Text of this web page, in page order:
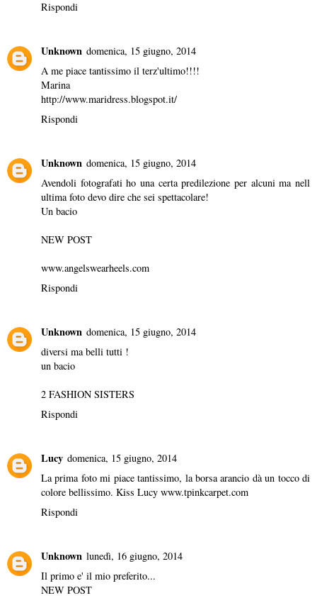
Rispondi
Unknown domenica, 15 giugno, 2014
A me piace tantissimo il terz'ultimo!!!!
Marina
http://www.maridress.blogspot.it/
Rispondi
Unknown domenica, 15 giugno, 2014
Avendoli fotografati ho una certa predilezione per alcuni ma nell
ultima foto devo dire che sei spettacolare!
Un bacio
NEW POST
www.angelswearheels.com
Rispondi
Unknown domenica, 15 giugno, 2014
diversi ma belli tutti !
un bacio
2 FASHION SISTERS
Rispondi
Lucy domenica, 15 giugno, 2014
La prima foto mi piace tantissimo, la borsa arancio dà un tocco di
colore bellissimo. Kiss Lucy www.tpinkcarpet.com
Rispondi
Unknown lunedì, 16 giugno, 2014
Il primo e' il mio preferito...
NEW POST